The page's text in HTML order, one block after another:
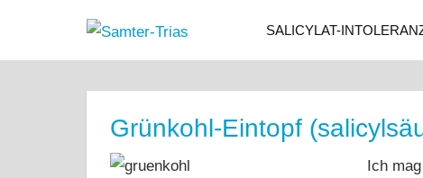
springen
Samter-
Trias
Asthma,
Salicylsäure-
Unverträglichkeit
SALICYLAT-
Grünkohl-Eintopf
Ich